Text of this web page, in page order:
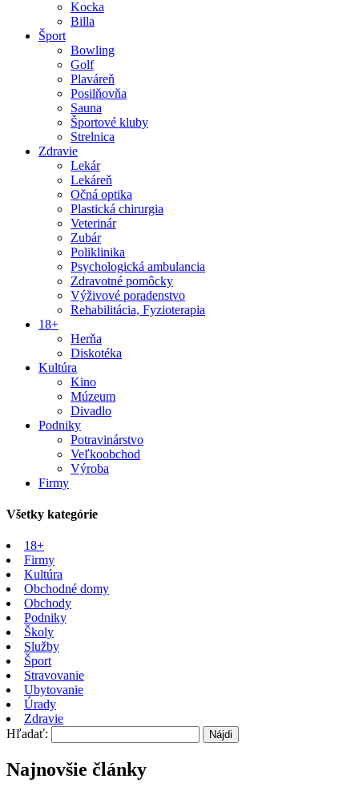
Kocka
Billa
Šport
Bowling
Golf
Plaváreň
Posilňovňa
Sauna
Športové kluby
Strelnica
Zdravie
Lekár
Lekáreň
Očná optika
Plastická chirurgia
Veterinár
Zubár
Poliklinika
Psychologická ambulancia
Zdravotné pomôcky
Výživové poradenstvo
Rehabilitácia, Fyzioterapia
18+
Herňa
Diskotéka
Kultúra
Kino
Múzeum
Divadlo
Podniky
Potravinárstvo
Veľkoobchod
Výroba
Firmy
Všetky kategórie
18+
Firmy
Kultúra
Obchodné domy
Obchody
Podniky
Školy
Služby
Šport
Stravovanie
Ubytovanie
Úrady
Zdravie
Hľadať:
Najnovšie články